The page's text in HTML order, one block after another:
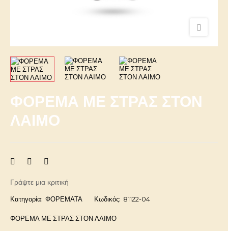
ΦΟΡΕΜΑ ΜΕ ΣΤΡΑΣ ΣΤΟΝ
ΛΑΙΜΟ
Γράψτε μια κριτική
Κατηγορία: ΦΟΡΕΜΑΤΑ Κωδικός: 81122-04
ΦΟΡΕΜΑ ΜΕ ΣΤΡΑΣ ΣΤΟΝ ΛΑΙΜΟ